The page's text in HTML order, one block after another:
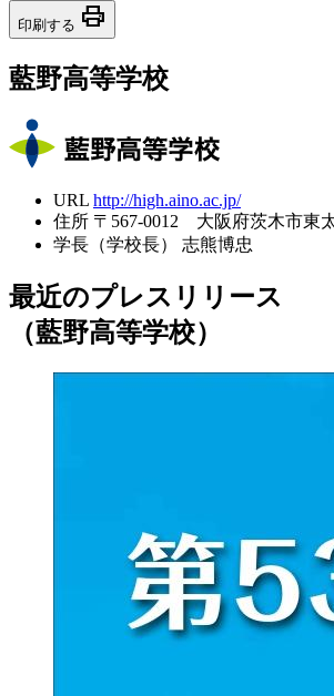
印刷する print
藍野高等学校
URL http://high.aino.ac.jp/
住所 〒567-0012 大阪府茨木市東
学長（学校長）
志熊博忠
最近のプレスリリース
（藍野高等学校）